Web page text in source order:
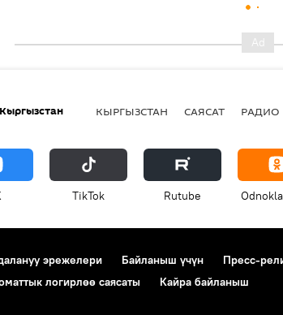
Кыргызстан КЫРГЫЗСТАН САЯСАТ РАДИО
ТikТоk Rutube
эрежелери Байланыш үчүн Пресс-
логирлөө саясаты
Кайра байланыш